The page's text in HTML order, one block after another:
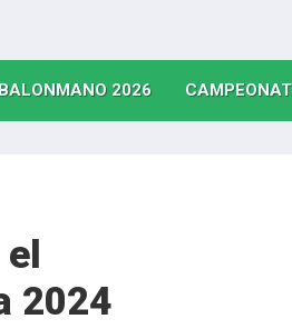
2026(CURRENT)
2024